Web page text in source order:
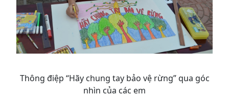
Thông điệp “Hãy chung tay bảo vệ rừng” qua góc
nhìn của các em